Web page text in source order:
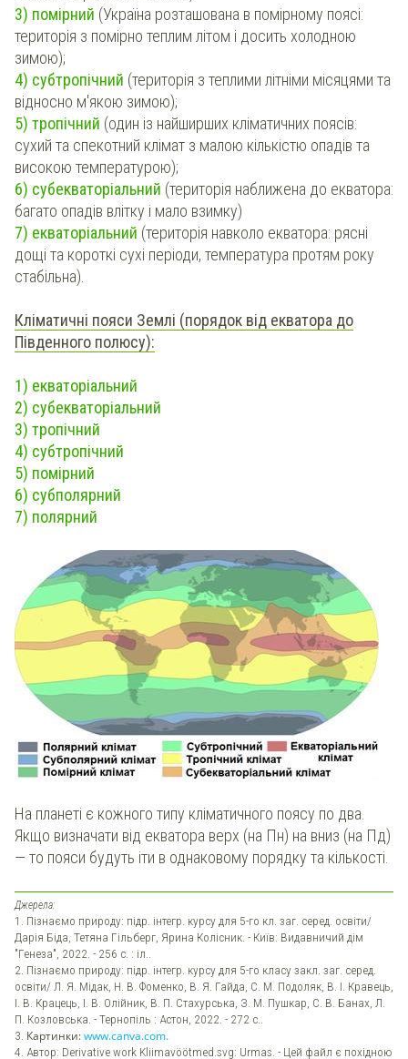
3) помірний (Україна розташована в помірному поясі:
територія з помірно теплим літом і досить холодною
зимою);
4) субтропічний (територія з теплими літніми місяцями та
відносно м'якою зимою);
5) тропічний (один із найширших кліматичних поясів:
сухий та спекотний клімат з малою кількістю опадів та
високою температурою);
6) субекваторіальний (територія наближена до екватора:
багато опадів влітку і мало взимку)
7) екваторіальний (територія навколо екватора: рясні
дощі та короткі сухі періоди, температура протям року
стабільна).
Кліматичні пояси Землі (порядок від екватора до
Південного полюсу):
1) екваторіальний
2) субекваторіальний
3) тропічний
4) субтропічний
5) помірний
6) субполярний
7) полярний
На планеті є кожного типу кліматичного поясу по два.
Якщо визначати від екватора верх (на Пн) на вниз (на Пд)
— то пояси будуть іти в однаковому порядку та кількості.
Джерела:
1. Пізнаємо природу: підр. інтегр. курсу для 5-го кл. заг. серед. освіти/
Дарія Біда, Тетяна Гільберг, Ярина Колісник. - Київ: Видавничий дім
"Генеза", 2022. - 256 с. : іл..
2. Пізнаємо природу: підр. інтегр. курсу для 5-го класу закл. заг. серед.
освіти/ Л. Я. Мідак, Н. В. Фоменко, В. Я. Гайда, С. М. Подоляк, В. І. Кравець,
І. В. Крацець, І. В. Олійник, В. П. Стахурська, З. М. Пушкар, С. В. Банах, Л.
П. Козловська. - Тернопіль : Астон, 2022. - 272 с..
3. Картинки:www.canva.com.
4. Автор: Derivative work Kliimavöötmed.svg: Urmas. - Цей файл є похідною